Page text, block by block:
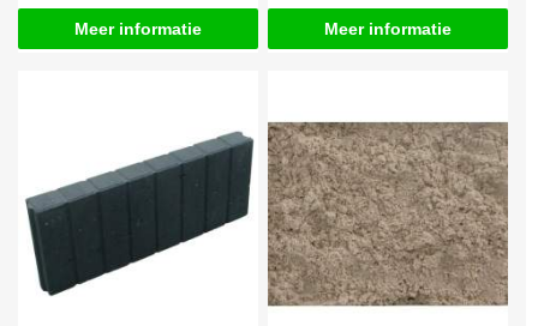
Meer informatie Meer informatie